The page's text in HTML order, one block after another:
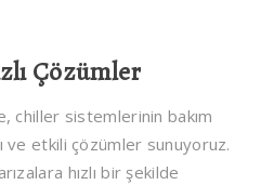
Çözümler
chiller sistemlerinin bakım
ve etkili çözümler sunuyoruz.
hızlı bir şekilde